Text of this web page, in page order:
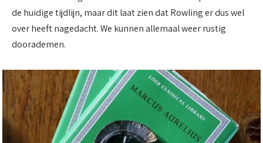
de huidige tijdlijn, maar dit laat zien dat Rowling er dus wel
over heeft nagedacht. We kunnen allemaal weer rustig
doorademen.